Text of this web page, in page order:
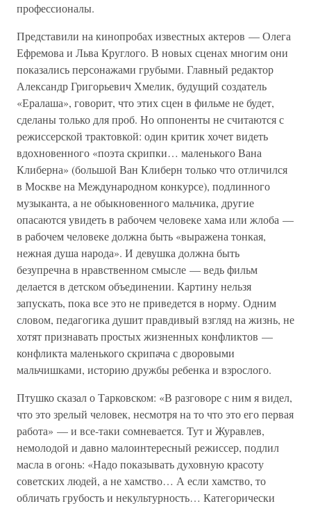
профессионалы.
Представили на кинопробах известных актеров — Олега
Ефремова и Льва Круглого. В новых сценах многим они
показались персонажами грубыми. Главный редактор
Александр Григорьевич Хмелик, будущий создатель
«Ералаша», говорит, что этих сцен в фильме не будет,
сделаны только для проб. Но оппоненты не считаются с
режиссерской трактовкой: один критик хочет видеть
вдохновенного «поэта скрипки… маленького Вана
Клиберна» (большой Ван Клиберн только что отличился
в Москве на Международном конкурсе), подлинного
музыканта, а не обыкновенного мальчика, другие
опасаются увидеть в рабочем человеке хама или жлоба —
в рабочем человеке должна быть «выражена тонкая,
нежная душа народа». И девушка должна быть
безупречна в нравственном смысле — ведь фильм
делается в детском объединении. Картину нельзя
запускать, пока все это не приведется в норму. Одним
словом, педагогика душит правдивый взгляд на жизнь, не
хотят признавать простых жизненных конфликтов —
конфликта маленького скрипача с дворовыми
мальчишками, историю дружбы ребенка и взрослого.
Птушко сказал о Тарковском: «В разговоре с ним я видел,
что это зрелый человек, несмотря на то что это его первая
работа» — и все-таки сомневается. Тут и Журавлев,
немолодой и давно малоинтересный режиссер, подлил
масла в огонь: «Надо показывать духовную красоту
советских людей, а не хамство… А если хамство, то
обличать грубость и некультурность… Категорически